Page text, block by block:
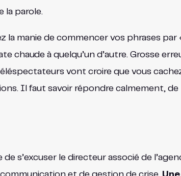
la parole.
manie de commencer vos phrases par
chaude à quelqu’un d’autre. Grosse
vont croire que vous
Il faut savoir répondre calmement,
s’excuser le directeur associé de